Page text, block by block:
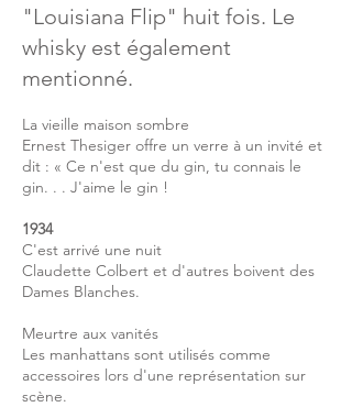
"Louisiana Flip" huit fois. Le
whisky est également
mentionné.
La vieille maison sombre
Ernest Thesiger offre un verre à un invité et
dit : « Ce n'est que du gin, tu connais le
gin. . . J'aime le gin !
1934
C'est arrivé une nuit
Claudette Colbert et d'autres boivent des
Dames Blanches.
Meurtre aux vanités
Les manhattans sont utilisés comme
accessoires lors d'une représentation sur
scène.